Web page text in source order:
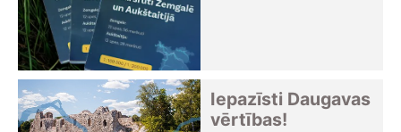
Iepazīsti Daugavas
vērtības!